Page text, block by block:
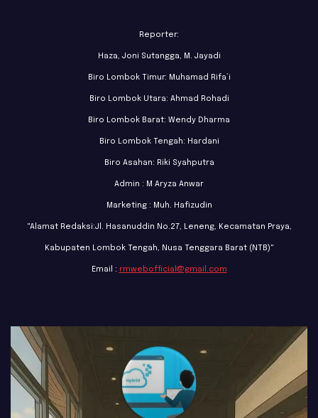
Reporter:
Haza, Joni Sutangga, M. Jayadi
Biro Lombok Timur: Muhamad Rifa’i
Biro Lombok Utara: Ahmad Rohadi
Biro Lombok Barat: Wendy Dharma
Biro Lombok Tengah: Hardani
Biro Asahan: Riki Syahputra
Admin : M Aryza Anwar
Marketing : Muh. Hafizudin
"Alamat Redaksi:Jl. Hasanuddin No.27, Leneng, Kecamatan Praya,
Kabupaten Lombok Tengah, Nusa Tenggara Barat (NTB)"
Email : rmwebofficial@gmail.com